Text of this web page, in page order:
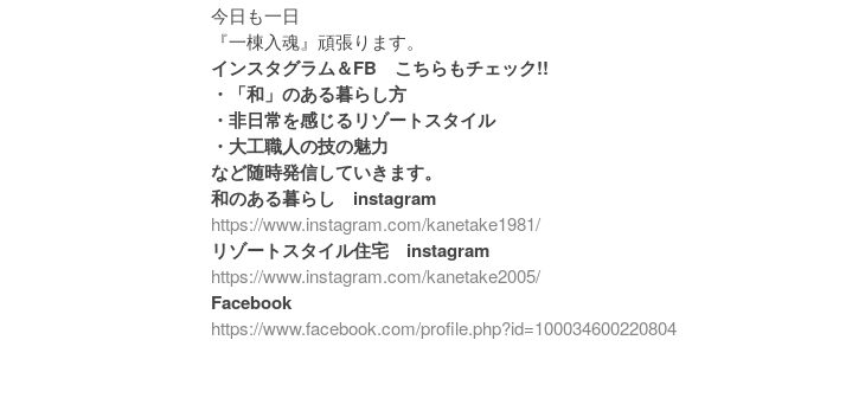
今日も一日
『一棟入魂』頑張ります。
インスタグラム＆FB こちらもチェック!!
・「和」のある暮らし方
・非日常を感じるリゾートスタイル
・大工職人の技の魅力
など随時発信していきます。
和のある暮らし instagram
https://www.instagram.com/kanetake1981/
リゾートスタイル住宅 instagram
https://www.instagram.com/kanetake2005/
Facebook
https://www.facebook.com/profile.php?id=100034600220804